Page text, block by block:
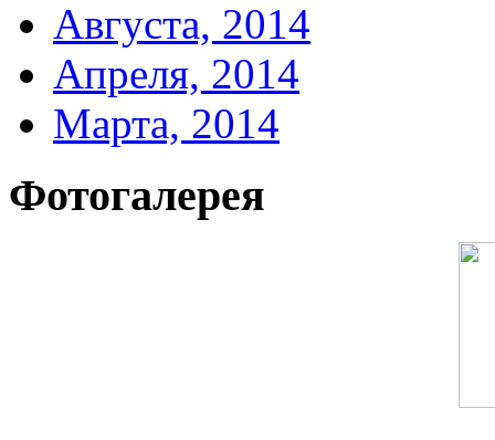
Августа, 2014
Апреля, 2014
Марта, 2014
Фотогалерея